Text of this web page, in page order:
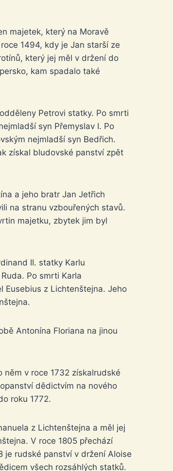
majetek, který na Moravě
1494, kdy je Jan starší ze
který jej měl v držení do
kam spadalo také
Petrovi statky. Po smrti
syn Přemyslav I. Po
nejmladší syn Bedřich.
získal bludovské panství zpět
a jeho bratr Jan Jetřich
na stranu vzbouřených stavů.
majetku, zbytek jim byl
II. statky Karlu
Po smrti Karla
Eusebius z Lichtenštejna. Jeho
Antonína Floriana na jinou
v roce 1732 získalrudské
dědictvím na nového
roku 1772.
z Lichtenštejna a měl jej
V roce 1805 přechází
je rudské panství v držení Aloise
všech rozsáhlých statků.